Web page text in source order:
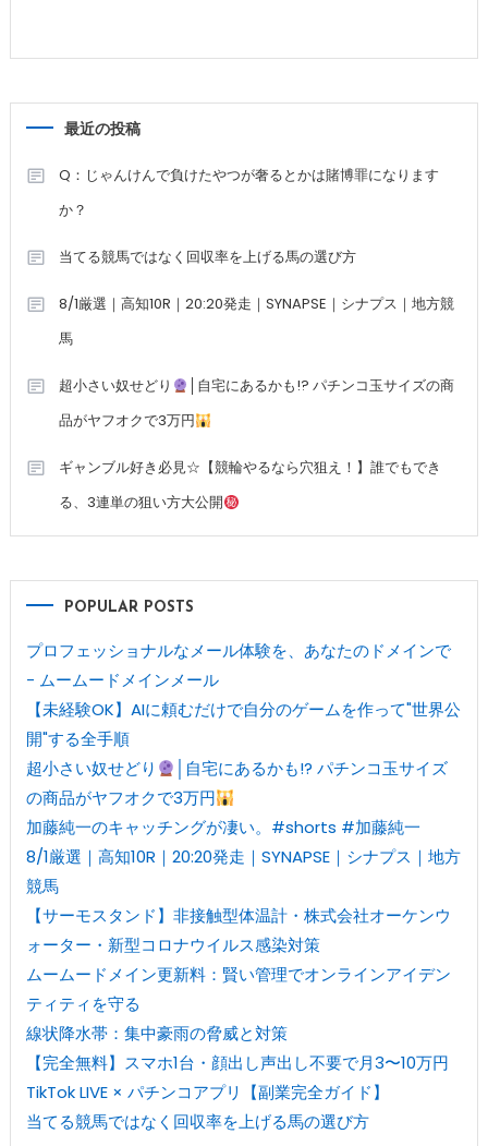
最近の投稿
Q：じゃんけんで負けたやつが奢るとかは賭博罪になります
か？
当てる競馬ではなく回収率を上げる馬の選び方
8/1厳選｜高知10R｜20:20発走｜SYNAPSE｜シナプス｜地方競
馬
超小さい奴せどり
│自宅にあるかも!? パチンコ玉サイズの商
品がヤフオクで3万円
ギャンブル好き必見☆【競輪やるなら穴狙え！】誰でもでき
る、3連単の狙い方大公開
POPULAR POSTS
プロフェッショナルなメール体験を、あなたのドメインで
- ムームードメインメール
【未経験OK】AIに頼むだけで自分のゲームを作って"世界公
開"する全手順
超小さい奴せどり
│自宅にあるかも!? パチンコ玉サイズ
の商品がヤフオクで3万円
加藤純一のキャッチングが凄い。#shorts #加藤純一
8/1厳選｜高知10R｜20:20発走｜SYNAPSE｜シナプス｜地方
競馬
【サーモスタンド】非接触型体温計・株式会社オーケンウ
ォーター・新型コロナウイルス感染対策
ムームードメイン更新料：賢い管理でオンラインアイデン
ティティを守る
線状降水帯：集中豪雨の脅威と対策
【完全無料】スマホ1台・顔出し声出し不要で月3〜10万円
TikTok LIVE × パチンコアプリ【副業完全ガイド】
当てる競馬ではなく回収率を上げる馬の選び方